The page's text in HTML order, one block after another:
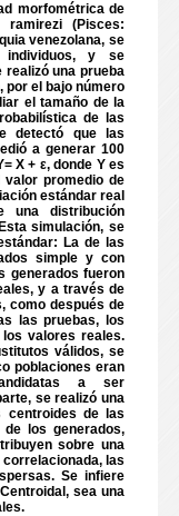
morfométrica de
ramirezi (Pisces:
venezolana, se
y se
una prueba
por el bajo número
el tamaño de la
de las
detectó que las
a generar 100
X + ε, donde Y es
promedio de
estándar real
una distribución
simulación, se
La de las
simple y con
generados fueron
y a través de
como después de
las pruebas, los
valores reales.
válidos, se
poblaciones eran
a ser
se realizó una
centroides de las
los generados,
sobre una
las
Se infiere
sea una